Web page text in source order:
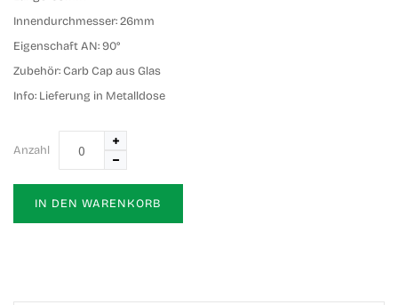
Innendurchmesser:26mm
Eigenschaft AN:90°
Zubehör:Carb Cap aus Glas
Info: Lieferung in Metalldose
Anzahl
IN DEN WARENKORB